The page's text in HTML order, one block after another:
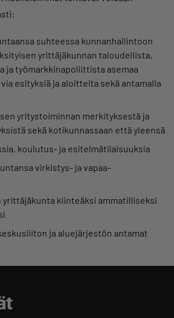
suhteessa kunnanhallintoon
yrittäjäkunnan taloudellista,
ja työmarkkinapoliittista asemaa
esityksiä ja aloitteita sekä antamalla
yritystoiminnan merkityksestä ja
sekä kotikunnassaan että yleensä
koulutus- ja esitelmätilaisuuksia
virkistys- ja vapaa-
yrittäjäkunta kiinteäksi ammatilliseksi
ja aluejärjestön antamat